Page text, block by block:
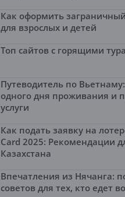
Как оформить
для взрослых и детей
Топ сайтов с горящими
Путеводитель по
одного дня проживания и
услуги
Как подать заявку на
Card 2025: Рекомендации
Казахстана
Впечатления из Нячанга:
советов для тех, кто едет